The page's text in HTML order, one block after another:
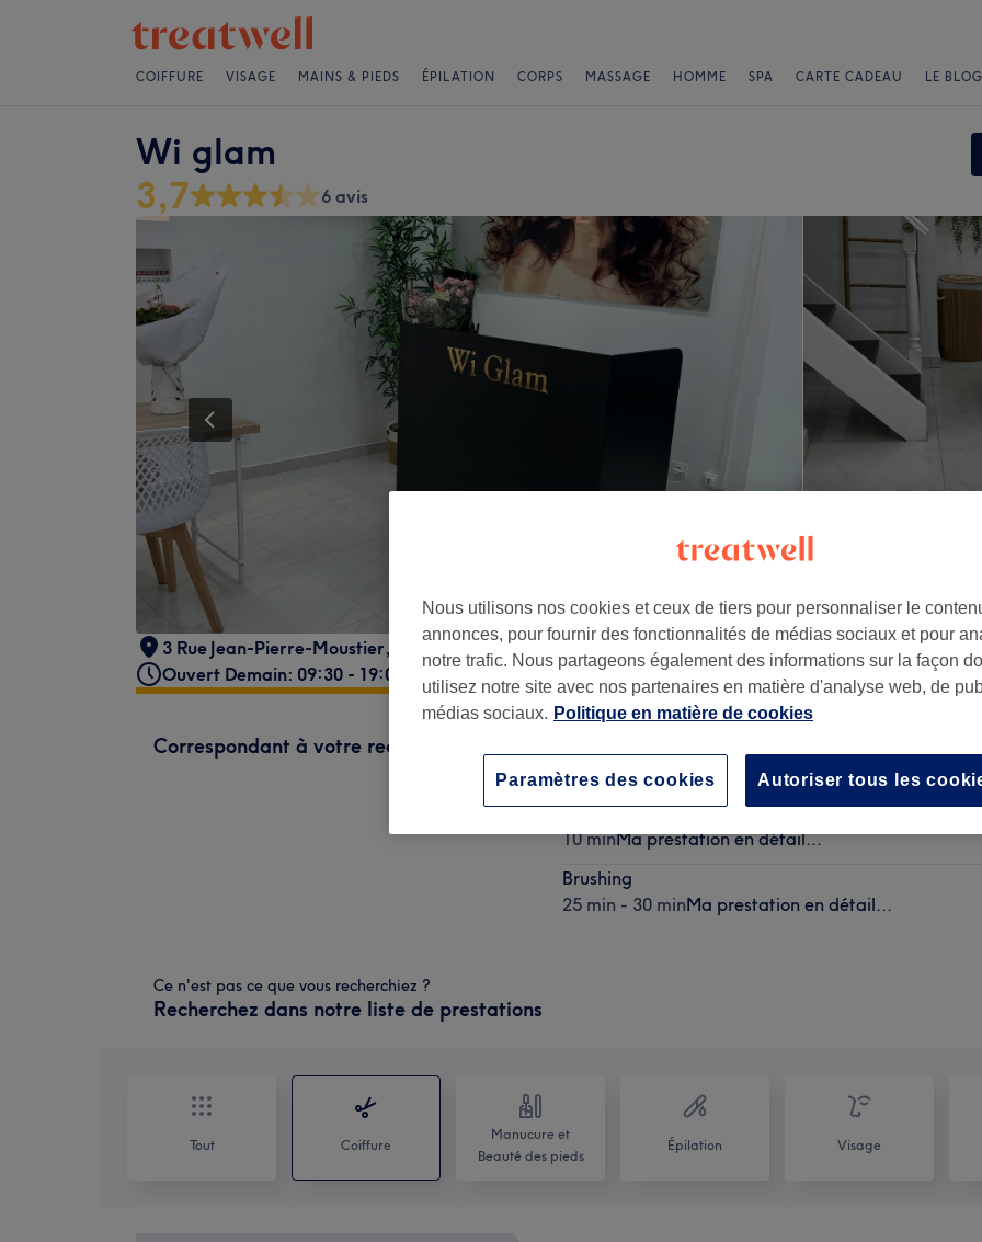
COIFFURE VISAGE MAINS & PIEDS ÉPILATION CORPS MASSAGE HOMME SPA CARTE CADEAU LE
Wi glam
3,7 6 avis
3 Rue Jean-Pierre-Moustier, Marseille, 13001
Ouvert Demain: 09:30 - 19:00
Correspondant à votre recherche
25 minMa prestation en détail...
Coupe des pointes
10 minMa prestation en détail...
Brushing
25 min - 30 minMa prestation en détail...
Ce n'est pas ce que vous recherchiez ?
Recherchez dans notre liste de prestations
Tout Coiffure
Manucure et
Beauté des pieds
Épilation Visage
Nous utilisons nos cookies et ceux de tiers pour personnaliser le
annonces, pour fournir des fonctionnalités de médias sociaux et pour
notre trafic. Nous partageons également des informations sur la façon
utilisez notre site avec nos partenaires en matière d'analyse web, de
médias sociaux. Politique en matière de cookies
Autoriser tous les
Paramètres des cookies